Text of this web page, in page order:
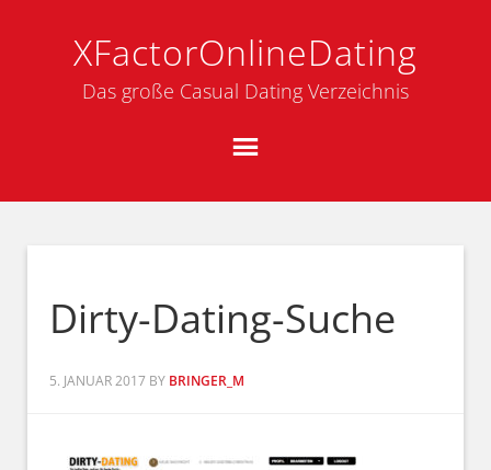
XFactorOnlineDating
Das große Casual Dating Verzeichnis
Dirty-Dating-Suche
5. JANUAR 2017 BY BRINGER_M